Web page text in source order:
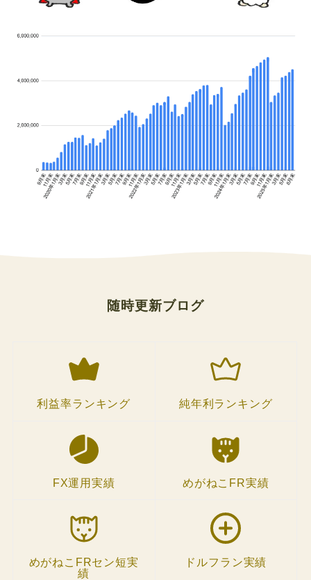
随時更新ブログ
利益率ランキング 純年利ランキング
FX運用実績 めがねこFR実績
めがねこFRセン短実
績
ドルフラン実績